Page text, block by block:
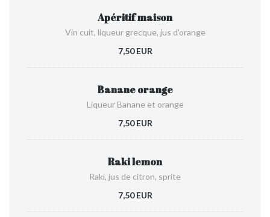
Apéritif maison
Vin cuit, liqueur grecque, jus d'orange
7,50 EUR
Banane orange
Liqueur Banane et orange
7,50 EUR
Raki lemon
Raki, jus de citron, sprite
7,50 EUR